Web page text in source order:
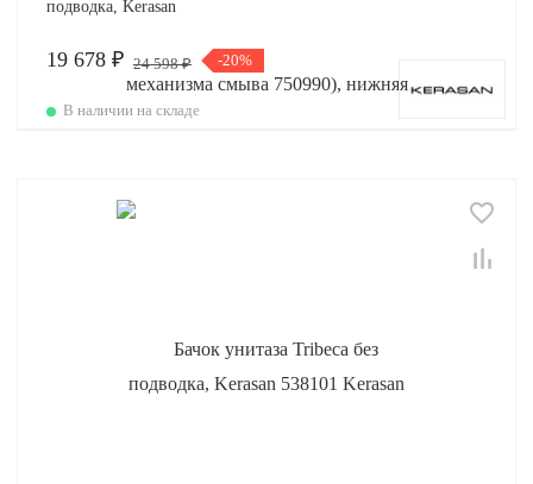
подводка, Kerasan
19 678 ₽ 24 598 ₽ -20%
В наличии на складе